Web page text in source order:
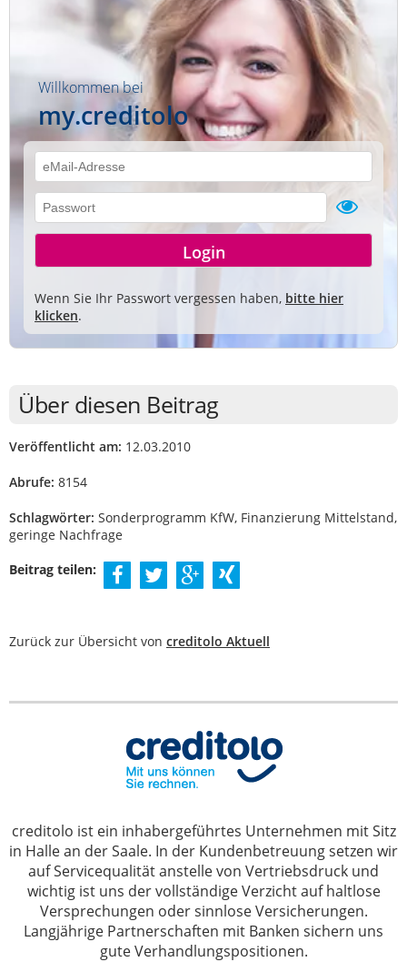
Willkommen bei
my.creditolo
Wenn Sie Ihr Passwort vergessen haben, bitte hier
klicken.
Über diesen Beitrag
Veröffentlicht am: 12.03.2010
Abrufe: 8154
Schlagwörter: Sonderprogramm KfW, Finanzierung Mittelstand,
geringe Nachfrage
Beitrag teilen:
Zurück zur Übersicht von creditolo Aktuell
creditolo ist ein inhabergeführtes Unternehmen mit Sitz
in Halle an der Saale. In der Kundenbetreuung setzen wir
auf Servicequalität anstelle von Vertriebsdruck und
wichtig ist uns der vollständige Verzicht auf haltlose
Versprechungen oder sinnlose Versicherungen.
Langjährige Partnerschaften mit Banken sichern uns
gute Verhandlungspositionen.